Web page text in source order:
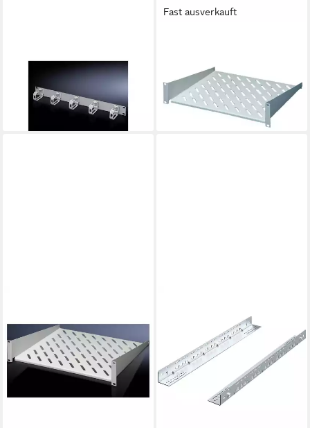
Rangierpanel RAL7035 DK
7159.035
ab 36,94 €
lieferbar - in 2-3 Werktagen bei dir
Fast ausverkauft
Geräteboden 2 HE 7119.400,
Festeinbau
ab 60,94 €
lieferbar - in 2-3 Werktagen bei dir
Gleitschienen, Festeinbau, 1
HE, 745 mm 2 Stück
5501.450
52,94 €
lieferbar - in 2-3 Werktagen bei dir